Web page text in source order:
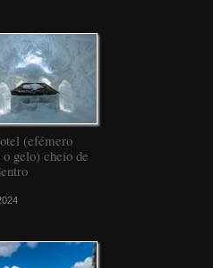
(efémero
gelo) cheio de